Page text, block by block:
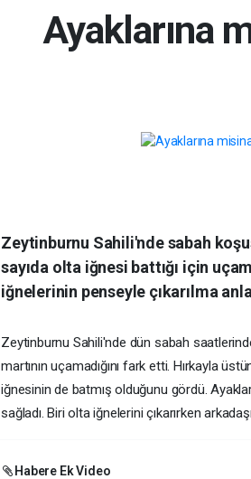
Ayaklarına
Zeytinburnu Sahili'nde sabah
sayıda olta iğnesi battığı için
iğnelerinin penseyle çıkarılma
Zeytinburnu Sahili'nde dün sabah
martının uçamadığını fark etti. Hırkayla
iğnesinin de batmış olduğunu gördü.
sağladı. Biri olta iğnelerini çıkarırken
Habere Ek Video